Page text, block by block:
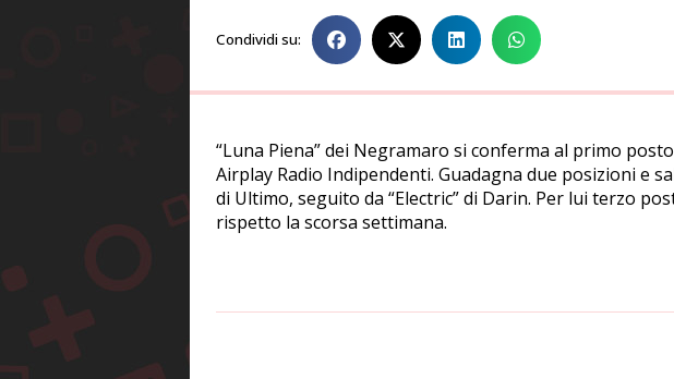
Condividi su:
“Luna Piena” dei Negramaro si conferma al primo
Airplay Radio Indipendenti. Guadagna due posizioni e
di Ultimo, seguito da “Electric” di Darin. Per lui terzo
rispetto la scorsa settimana.